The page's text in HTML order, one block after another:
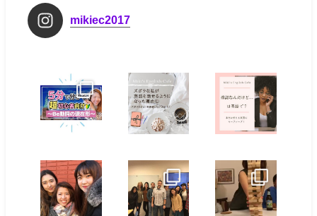
mikiec2017